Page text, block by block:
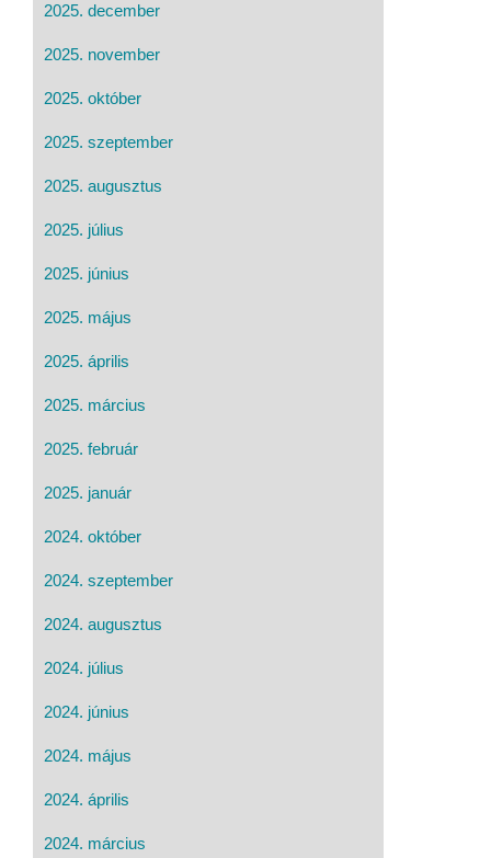
2025. december
2025. november
2025. október
2025. szeptember
2025. augusztus
2025. július
2025. június
2025. május
2025. április
2025. március
2025. február
2025. január
2024. október
2024. szeptember
2024. augusztus
2024. július
2024. június
2024. május
2024. április
2024. március